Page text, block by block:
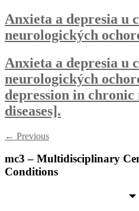
Anxieta a depresia u
neurologických
Anxieta a depresia u
neurologických
depression in
diseases].
← Previous
mc3 – Multidisciplinary
Conditions